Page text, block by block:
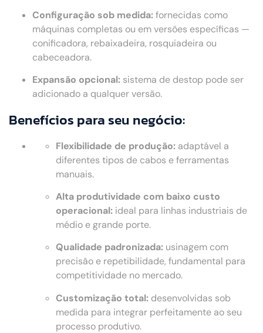
Configuração sob medida:fornecidas como
máquinas completas ou em versões específicas —
conificadora, rebaixadeira, rosquiadeira ou
cabeceadora.
Expansão opcional: sistema de destop pode ser
adicionado a qualquer versão.
Benefícios para seu negócio:
Flexibilidade de produção: adaptável a
diferentes tipos de cabos e ferramentas
manuais.
Alta produtividade com baixo custo
operacional: ideal para linhas industriais de
médio e grande porte.
Qualidade padronizada: usinagem com
precisão e repetibilidade, fundamental para
competitividade no mercado.
Customização total: desenvolvidas sob
medida para integrar perfeitamente ao seu
processo produtivo.